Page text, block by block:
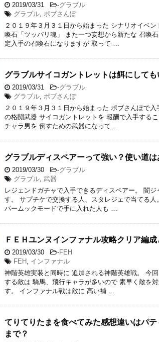
2019/03/31 -グラブル
グラブル, ポブさんぽ
２０１９年３月３１日から始まった シナリオイベ
喚石「ツッパリ魂」 また一つ妄想から新たな 召喚
定入手の召喚石になりますが 取って …
グラブルサイコガントレットは餌にして
2019/03/31 -グラブル
グラブル, ポブさんぽ
２０１９年３月３１日から始まった ポブさんぽで
の格闘武器 サイコガントレットを 報酬で入手する
チャラ男を 倒すための武器になって …
グラブルディスペアーって強い？使い道は
2019/03/30 -グラブル
グラブル, 武器
レジェンドガチャで入手できるディスペアー。 闇
す。 サプチケで交換する人、スタレジェで当てる
パームックモードで手に入れた人も …
ＦＥＨユンヌインファナル攻略クリア編
2019/03/30 -FEH
FEH , インファナル
神階英雄実装と同時に 追加される神階英雄戦。 今
する敵は 騎馬、飛行キャラが多いので 素早く敵を
す。 インファナル戦は敵に 高い補 …
てりてりたまを食べてみた感想違いはパ
まで？